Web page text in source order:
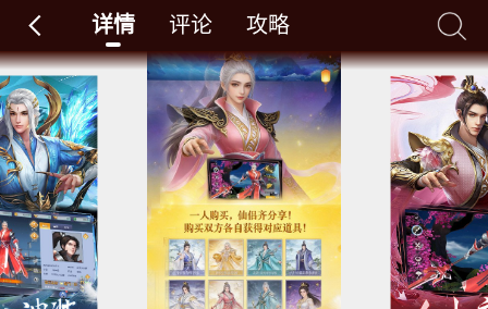
详情 评论 攻略